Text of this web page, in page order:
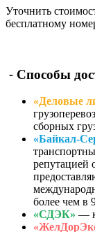
Уточнить
бесплатному
- Способы
«Деловые
сборных
«Байкал-
репутацией
более чем в
«СДЭК» —